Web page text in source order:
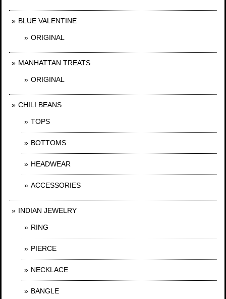
BLUE VALENTINE
ORIGINAL
MANHATTAN TREATS
ORIGINAL
CHILI BEANS
TOPS
BOTTOMS
HEADWEAR
ACCESSORIES
INDIAN JEWELRY
RING
PIERCE
NECKLACE
BANGLE